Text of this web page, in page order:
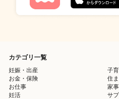
カテゴリ一覧
妊娠・出産
子
お金・保険
住
お仕事
家
妊活
サ